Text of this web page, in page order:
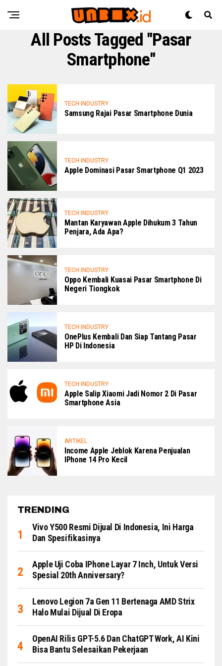
All Posts Tagged "Pasar
Smartphone"
TECH INDUSTRY
Samsung Rajai Pasar Smartphone Dunia
TECH INDUSTRY
Apple Dominasi Pasar Smartphone Q1 2023
TECH INDUSTRY
Mantan Karyawan Apple Dihukum 3 Tahun
Penjara, Ada Apa?
TECH INDUSTRY
Oppo Kembali Kuasai Pasar Smartphone Di
Negeri Tiongkok
TECH INDUSTRY
OnePlus Kembali Dan Siap Tantang Pasar
HP Di Indonesia
TECH INDUSTRY
Apple Salip Xiaomi Jadi Nomor 2 Di Pasar
Smartphone Asia
ARTIKEL
Income Apple Jeblok Karena Penjualan
IPhone 14 Pro Kecil
TRENDING
Vivo Y500 Resmi Dijual Di Indonesia, Ini Harga
Dan Spesifikasinya
Apple Uji Coba IPhone Layar 7 Inch, Untuk Versi
Spesial 20th Anniversary?
Lenovo Legion 7a Gen 11 Bertenaga AMD Strix
Halo Mulai Dijual Di Eropa
OpenAI Rilis GPT-5.6 Dan ChatGPT Work, AI Kini
Bisa Bantu Selesaikan Pekerjaan